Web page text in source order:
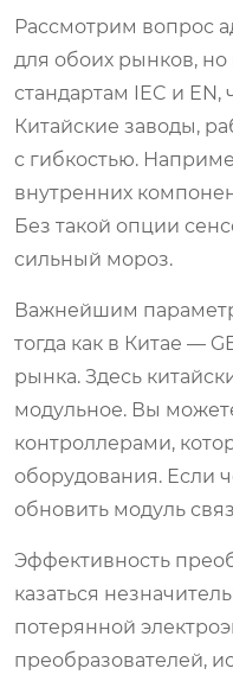
Рассмотрим вопрос
для обоих рынков,
стандартам IEC и
Китайские заводы,
с гибкостью.
внутренних
Без такой опции
сильный мороз.
Важнейшим
тогда как в Китае —
рынка. Здесь
модульное. Вы
контроллерами,
оборудования. Если
обновить модуль
Эффективность
казаться
потерянной
преобразователей,